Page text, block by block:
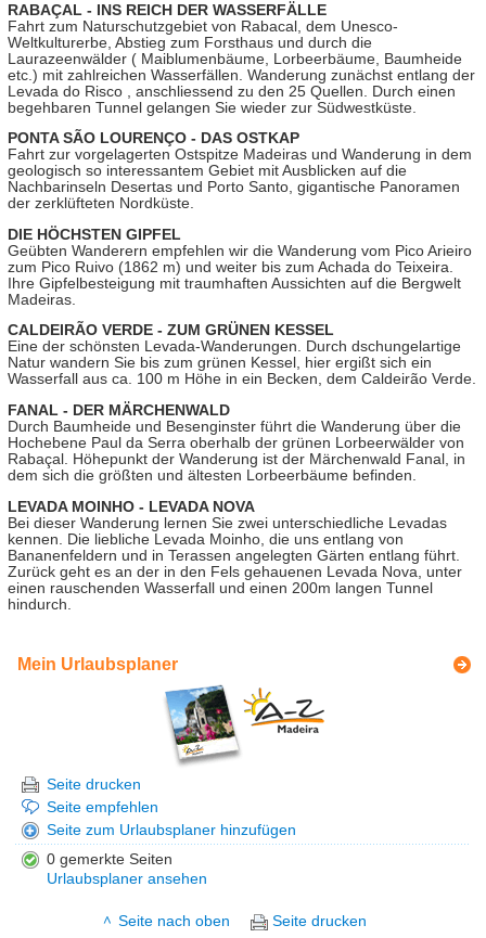
RABAÇAL - INS REICH DER WASSERFÄLLE
Fahrt zum Naturschutzgebiet von Rabacal, dem Unesco-
Weltkulturerbe, Abstieg zum Forsthaus und durch die
Laurazeenwälder ( Maiblumenbäume, Lorbeerbäume, Baumheide
etc.) mit zahlreichen Wasserfällen. Wanderung zunächst entlang der
Levada do Risco , anschliessend zu den 25 Quellen. Durch einen
begehbaren Tunnel gelangen Sie wieder zur Südwestküste.
PONTA SÃO LOURENÇO - DAS OSTKAP
Fahrt zur vorgelagerten Ostspitze Madeiras und Wanderung in dem
geologisch so interessantem Gebiet mit Ausblicken auf die
Nachbarinseln Desertas und Porto Santo, gigantische Panoramen
der zerklüfteten Nordküste.
DIE HÖCHSTEN GIPFEL
Geübten Wanderern empfehlen wir die Wanderung vom Pico Arieiro
zum Pico Ruivo (1862 m) und weiter bis zum Achada do Teixeira.
Ihre Gipfelbesteigung mit traumhaften Aussichten auf die Bergwelt
Madeiras.
CALDEIRÃO VERDE - ZUM GRÜNEN KESSEL
Eine der schönsten Levada-Wanderungen. Durch dschungelartige
Natur wandern Sie bis zum grünen Kessel, hier ergißt sich ein
Wasserfall aus ca. 100 m Höhe in ein Becken, dem Caldeirão Verde.
FANAL - DER MÄRCHENWALD
Durch Baumheide und Besenginster führt die Wanderung über die
Hochebene Paul da Serra oberhalb der grünen Lorbeerwälder von
Rabaçal. Höhepunkt der Wanderung ist der Märchenwald Fanal, in
dem sich die größten und ältesten Lorbeerbäume befinden.
LEVADA MOINHO - LEVADA NOVA
Bei dieser Wanderung lernen Sie zwei unterschiedliche Levadas
kennen. Die liebliche Levada Moinho, die uns entlang von
Bananenfeldern und in Terassen angelegten Gärten entlang führt.
Zurück geht es an der in den Fels gehauenen Levada Nova, unter
einen rauschenden Wasserfall und einen 200m langen Tunnel
hindurch.
Mein Urlaubsplaner
Seite drucken
Seite empfehlen
Seite zum Urlaubsplaner hinzufügen
0 gemerkte Seiten
Urlaubsplaner ansehen
Seite nach oben Seite drucken